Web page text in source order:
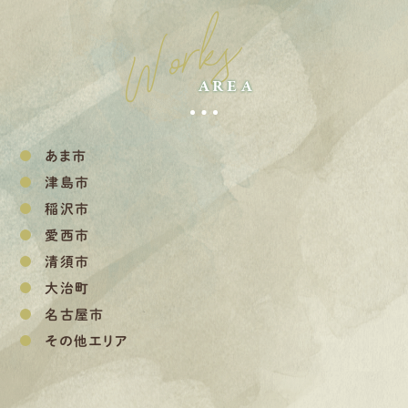
Works
AREA
あま市
津島市
稲沢市
愛西市
清須市
大治町
名古屋市
その他エリア